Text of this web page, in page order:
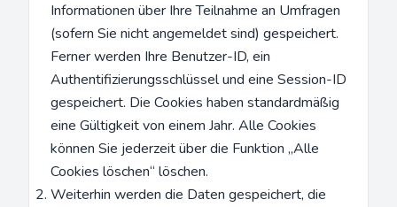
Informationen über Ihre Teilnahme an Umfragen
(sofern Sie nicht angemeldet sind) gespeichert.
Ferner werden Ihre Benutzer-ID, ein
Authentifizierungsschlüssel und eine Session-ID
gespeichert. Die Cookies haben standardmäßig
eine Gültigkeit von einem Jahr. Alle Cookies
können Sie jederzeit über die Funktion „Alle
Cookies löschen“ löschen.
Weiterhin werden die Daten gespeichert, die